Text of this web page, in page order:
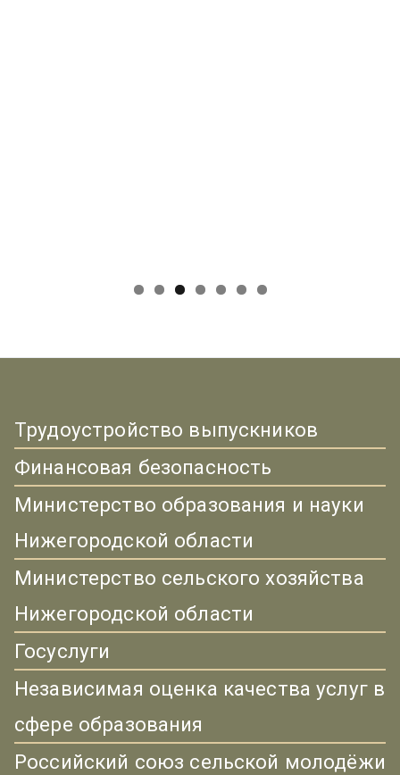
Трудоустройство выпускников
Финансовая безопасность
Министерство образования и науки
Нижегородской области
Министерство сельского хозяйства
Нижегородской области
Госуслуги
Независимая оценка качества услуг в
сфере образования
Российский союз сельской молодёжи